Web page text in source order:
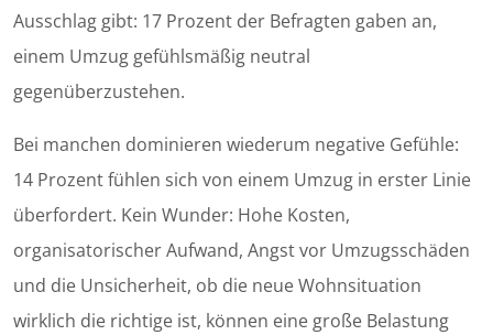
Ausschlag gibt: 17 Prozent der Befragten gaben an,
einem Umzug gefühlsmäßig neutral
gegenüberzustehen.
Bei manchen dominieren wiederum negative Gefühle:
14 Prozent fühlen sich von einem Umzug in erster Linie
überfordert. Kein Wunder: Hohe Kosten,
organisatorischer Aufwand, Angst vor Umzugsschäden
und die Unsicherheit, ob die neue Wohnsituation
wirklich die richtige ist, können eine große Belastung